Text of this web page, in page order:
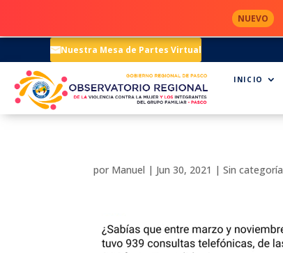
Nuestra Mesa de Partes Virtual
INICIO
por Manuel | Jun 30, 2021 |Sin categoría
NUEVO